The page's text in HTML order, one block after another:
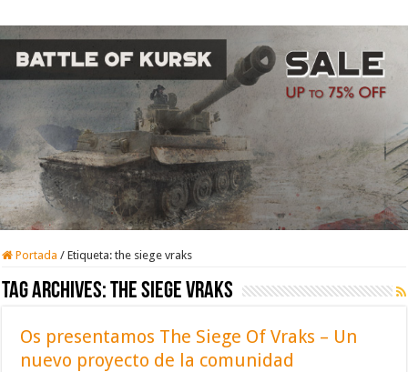
Portada / Etiqueta:the siege vraks
Tag Archives:the siege vraks
Os presentamos The Siege Of Vraks – Un
nuevo proyecto de la comunidad